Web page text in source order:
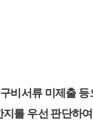
비서류 미제출
를 우선 판단하